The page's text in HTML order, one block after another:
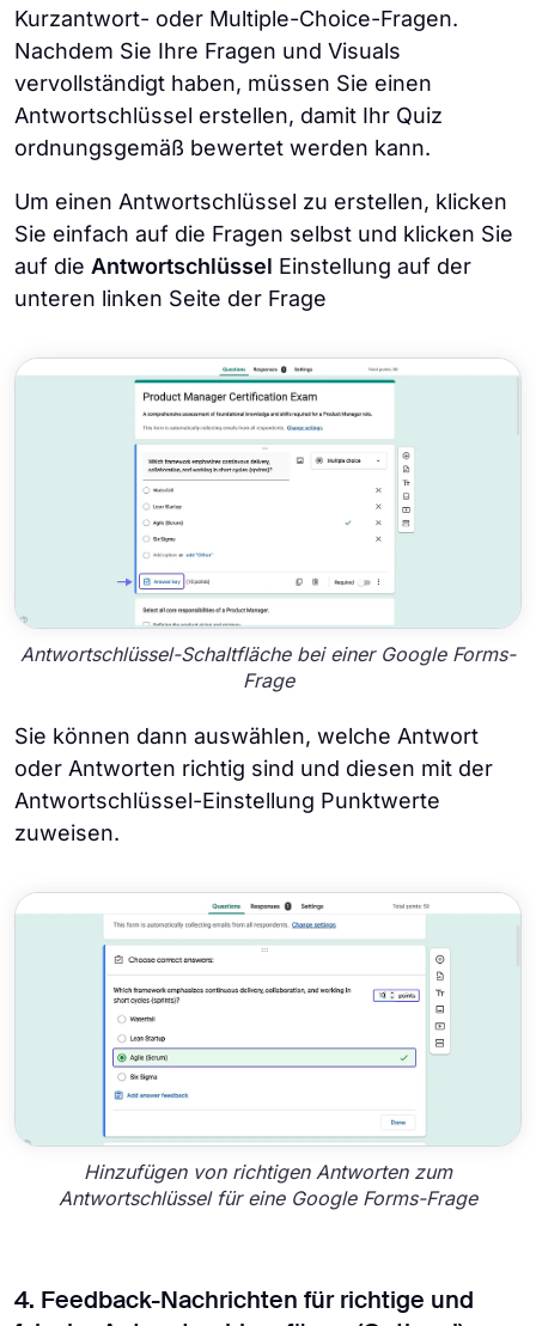
Kurzantwort- oder Multiple-Choice-Fragen.
Nachdem Sie Ihre Fragen und Visuals
vervollständigt haben, müssen Sie einen
Antwortschlüssel erstellen, damit Ihr Quiz
ordnungsgemäß bewertet werden kann.
Um einen Antwortschlüssel zu erstellen, klicken
Sie einfach auf die Fragen selbst und klicken Sie
auf die Antwortschlüssel Einstellung auf der
unteren linken Seite der Frage
Antwortschlüssel-Schaltfläche bei einer Google Forms-
Frage
Sie können dann auswählen, welche Antwort
oder Antworten richtig sind und diesen mit der
Antwortschlüssel-Einstellung Punktwerte
zuweisen.
Hinzufügen von richtigen Antworten zum
Antwortschlüssel für eine Google Forms-Frage
4. Feedback-Nachrichten für richtige und